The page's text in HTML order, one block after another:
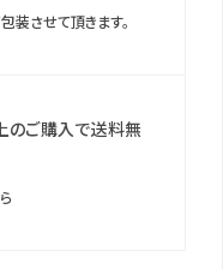
装させて頂きます。
のご購入で送料無